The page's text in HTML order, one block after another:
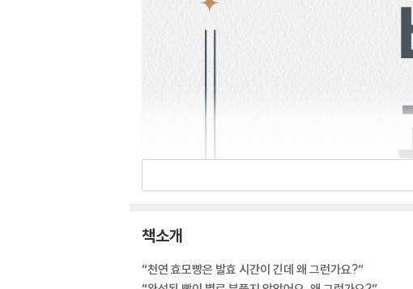
책소개
“천연 효모빵은 발효 시간이 긴데 왜 그런가요?”